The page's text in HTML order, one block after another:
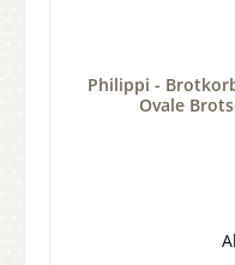
Philippi -
Ovale